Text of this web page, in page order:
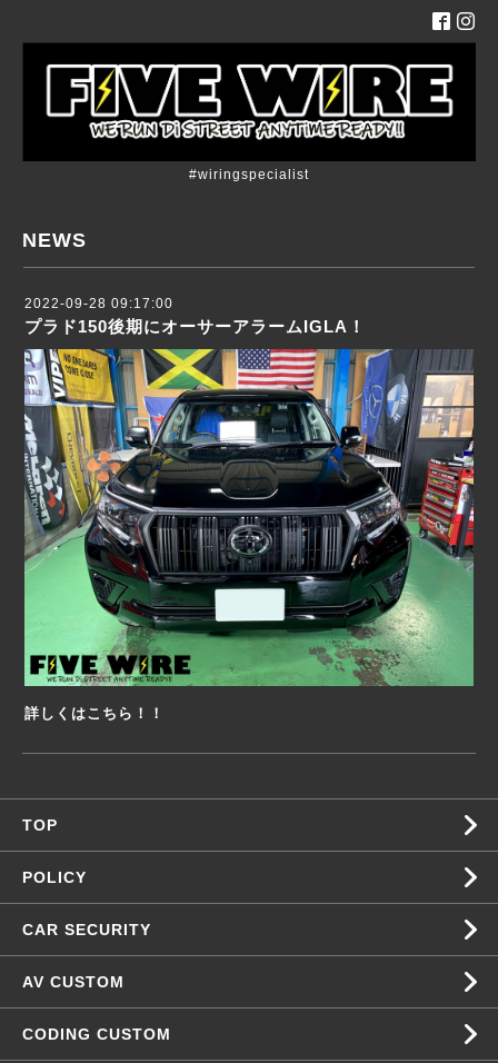
#wiringspecialist
NEWS
2022-09-28 09:17:00
プラド150後期にオーサーアラームIGLA！
詳しくはこちら！！
TOP
POLICY
CAR SECURITY
AV CUSTOM
CODING CUSTOM